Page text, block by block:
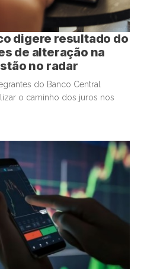
digere resultado do
de alteração na
no radar
do Banco Central
o caminho dos juros nos